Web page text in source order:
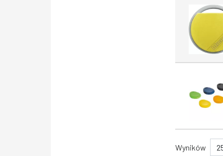
Wyników